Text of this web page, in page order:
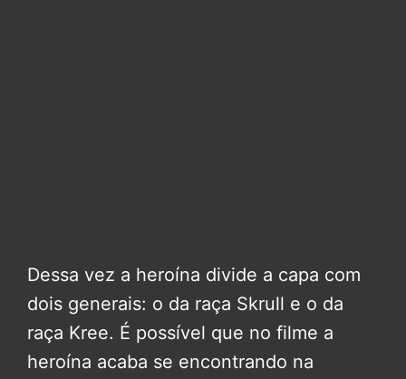
Dessa vez a heroína divide a capa com
dois generais: o da raça Skrull e o da
raça Kree. É possível que no filme a
heroína acaba se encontrando na